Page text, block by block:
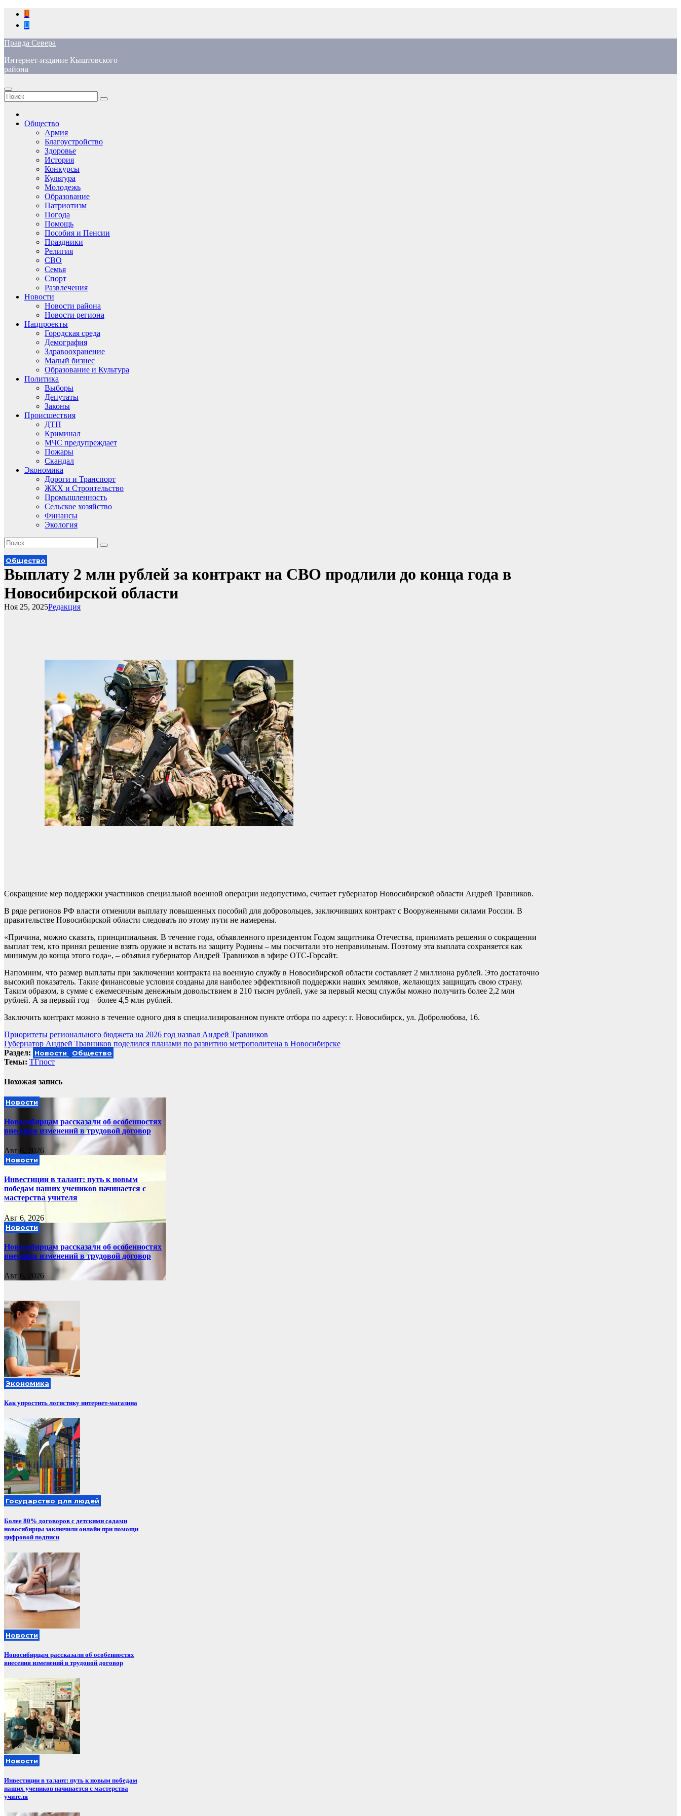
Перейти
содержимому
Правда Севера
Интернет-издание Кыштовского
района
Общество
Армия
Благоустройство
Здоровье
История
Конкурсы
Культура
Молодежь
Образование
Патриотизм
Погода
Помощь
Пособия и Пенсии
Праздники
Религия
СВО
Семья
Спорт
Развлечения
Новости
Новости района
Новости региона
Нацпроекты
Городская среда
Демография
Здравоохранение
Малый бизнес
Образование и Культура
Политика
Выборы
Депутаты
Законы
Происшествия
ДТП
Криминал
МЧС предупреждает
Пожары
Скандал
Экономика
Дороги и Транспорт
ЖКХ и Строительство
Промышленность
Сельское хозяйство
Финансы
Экология
Общество
Выплату 2 млн рублей за контракт на СВО продлили до конца года в
Новосибирской области
Редакция
Ноя 25, 2025
Сокращение мер поддержки участников специальной военной операции недопустимо, считает губернатор Новосибирской области Андрей Травников.
В ряде регионов РФ власти отменили выплату повышенных пособий для добровольцев, заключивших контракт с Вооруженными силами России. В
правительстве Новосибирской области следовать по этому пути не намерены.
«Причина, можно сказать, принципиальная. В течение года, объявленного президентом Годом защитника Отечества, принимать решения о сокращении
выплат тем, кто принял решение взять оружие и встать на защиту Родины – мы посчитали это неправильным. Поэтому эта выплата сохраняется как
минимум до конца этого года», – объявил губернатор Андрей Травников в эфире ОТС-Горсайт.
Напомним, что размер выплаты при заключении контракта на военную службу в Новосибирской области составляет 2 миллиона рублей. Это достаточно
высокий показатель. Такие финансовые условия созданы для наиболее эффективной поддержки наших земляков, желающих защищать свою страну.
Таким образом, в сумме с ежемесячным денежным довольствием в 210 тысяч рублей, уже за первый месяц службы можно получить более 2,2 млн
рублей. А за первый год – более 4,5 млн рублей.
Заключить контракт можно в течение одного дня в специализированном пункте отбора по адресу: г. Новосибирск, ул. Добролюбова, 16.
Навигация
по
записям
Приоритеты регионального бюджета на 2026 год назвал Андрей Травников
Губернатор Андрей Травников поделился планами по развитию метрополитена в Новосибирске
Раздел: Новости Общество
Темы: ТГпост
Похожая запись
Новости
Новосибирцам рассказали об особенностях
внесения изменений в трудовой договор
Авг 6, 2026
Новости
Инвестиции в талант: путь к новым
победам наших учеников начинается с
мастерства учителя
Авг 6, 2026
Новости
Новосибирцам рассказали об особенностях
внесения изменений в трудовой договор
Авг 6, 2026
Экономика
Как упростить логистику интернет-магазина
Государство для людей
Более 80% договоров с детскими садами
новосибирцы заключили онлайн при помощи
цифровой подписи
Новости
Новосибирцам рассказали об особенностях
внесения изменений в трудовой договор
Новости
Инвестиции в талант: путь к новым победам
наших учеников начинается с мастерства
учителя